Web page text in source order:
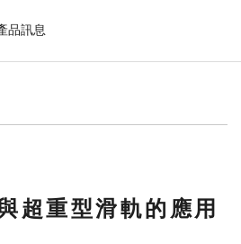
品訊息
超重型滑軌的應用